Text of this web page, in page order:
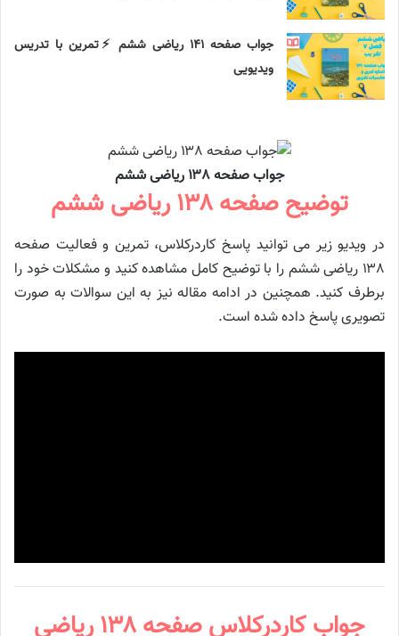
جواب صفحه ۱۴۱ ریاضی ششم ⚡️تمرین با تدریس
ویدیویی
جواب صفحه ۱۳۸ ریاضی ششم
توضیح صفحه ۱۳۸ ریاضی ششم
در ویدیو زیر می توانید پاسخ کاردرکلاس، تمرین و فعالیت صفحه
۱۳۸ ریاضی ششم را با توضیح کامل مشاهده کنید و مشکلات خود را
برطرف کنید. همچنین در ادامه مقاله نیز به این سوالات به صورت
تصویری پاسخ داده شده است.
جواب کاردرکلاس صفحه ۱۳۸ ریاضی